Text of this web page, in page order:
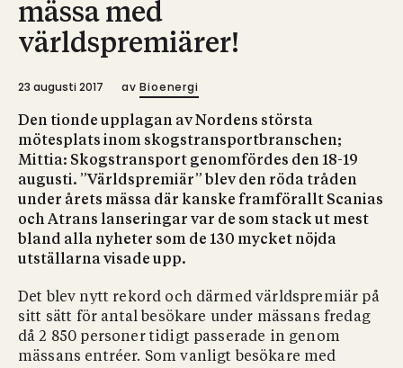
mässa med
världspremiärer!
23 augusti 2017 av Bioenergi
Den tionde upplagan av Nordens största
mötesplats inom skogstransportbranschen;
Mittia: Skogstransport genomfördes den 18-19
augusti. ”Världspremiär” blev den röda tråden
under årets mässa där kanske framförallt Scanias
och Atrans lanseringar var de som stack ut mest
bland alla nyheter som de 130 mycket nöjda
utställarna visade upp.
Det blev nytt rekord och därmed världspremiär på
sitt sätt för antal besökare under mässans fredag
då 2 850 personer tidigt passerade in genom
mässans entréer. Som vanligt besökare med